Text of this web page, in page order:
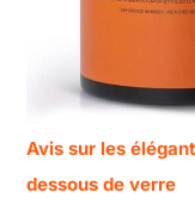
Avis sur les
dessous de verre